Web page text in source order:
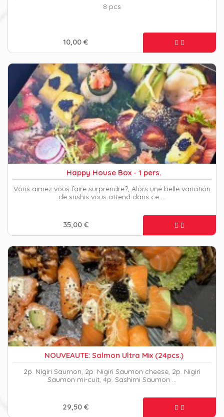
8 pcs
10,00 €
Happy House Box - 1 pers.
Vous aimez vous faire surprendre?, Alors une belle variation
de sushis vous attend dans ce …
35,00 €
NOUVEAUTE: Salmon Ultra Mix (24pcs.)
2p. Nigiri Saumon, 2p. Nigiri Saumon cheese, 2p. Nigiri
Saumon mi-cuit, 4p. Sashimi Saumon …
29,50 €